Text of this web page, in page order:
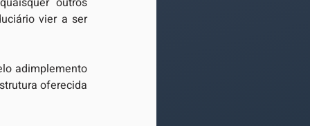
vier a ser
adimplemento
oferecida